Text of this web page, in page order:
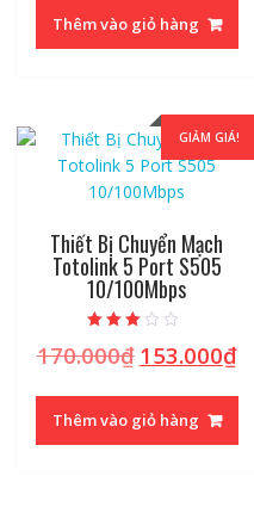
Thêm vào giỏ hàng
GIẢM GIÁ!
Thiết Bị Chuyển Mạch
Totolink 5 Port S505
10/100Mbps
xếp hạng
2.79
170.000₫ Giá
là:
170.000₫.
153.000₫Giá
Thêm vào giỏ hàng